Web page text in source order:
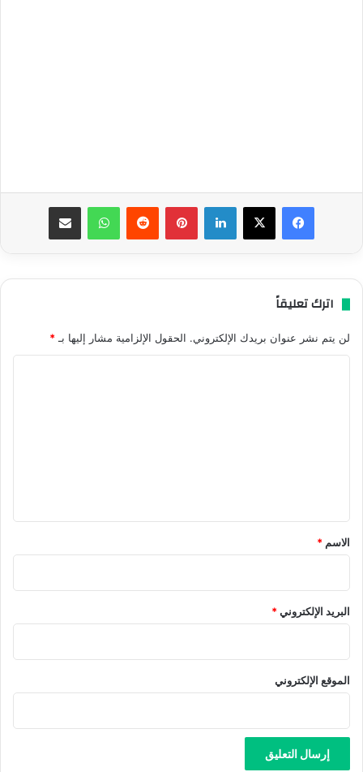
فيسبوك ‫X لينكدإن بينتيريست واتساب مشاركة عبر البريد
اترك تعليقاً
لن يتم نشر عنوان بريدك الإلكتروني. الحقول الإلزامية مشار إليها بـ *
*
الاسم *
البريد الإلكتروني*
الموقع الإلكتروني